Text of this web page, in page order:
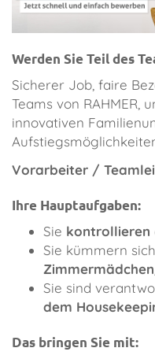
Werden Sie Teil des
Sicherer Job, faire
Teams von RAHMER,
innovativen
Vorarbeiter /
Ihre Hauptaufgaben:
Sie kontrollieren
Sie kümmern
Sie sind
dem
Das bringen Sie mit: